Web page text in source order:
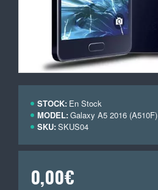
STOCK: En Stock
MODEL:Galaxy A5 2016 (A510F)
SKU:SKUS04
0,00€